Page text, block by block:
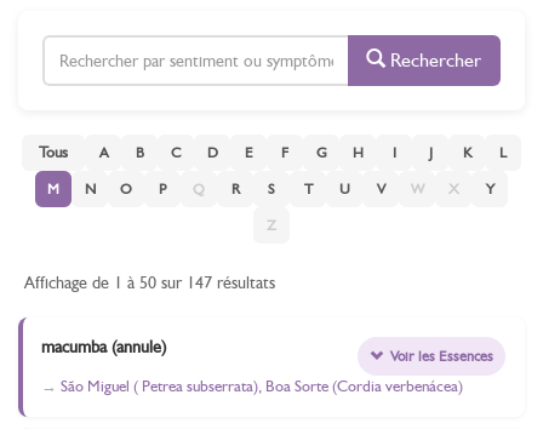
Rechercher
Tous A B C D E F G H I J K L
M N O P Q R S T U V W X Y
Z
Affichage de 1 à 50 sur 147 résultats
macumba (annule)
São Miguel ( Petrea subserrata), Boa Sorte (Cordia verbenácea)
Voir les Essences